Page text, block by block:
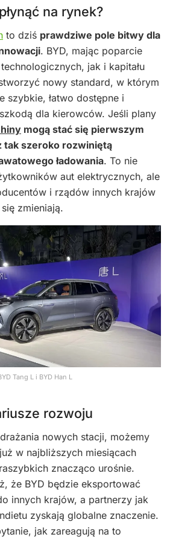
na rynek?
to dziś prawdziwe pole bitwy dla
. BYD, mając poparcie
jak i kapitału
nowy standard, w którym
szybkie, łatwo dostępne i
dla kierowców. Jeśli plany
mogą stać się pierwszym
tak szeroko rozwiniętą
ładowania. To nie
aut elektrycznych, ale
i rządów innych krajów
zmieniają.
Tang L i BYD Han L
rozwoju
nowych stacji, możemy
w najbliższych miesiącach
znacząco urośnie.
że BYD będzie eksportować
innych krajów, a partnerzy jak
zyskają globalne znaczenie.
jak zareagują na to